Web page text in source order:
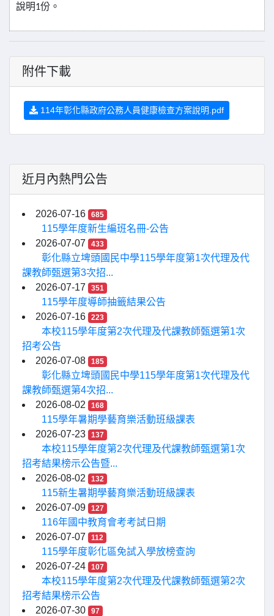
說明1份。
附件下載
114年彰化縣政府公務人員健康檢查方案說明.pdf
近月內熱門公告
2026-07-16 685
115學年度新生編班名冊-公告
2026-07-07
433
彰化縣立埤頭國民中學115學年度第1次代理及代
課教師甄選第3次招...
2026-07-17
351
115學年度導師抽籤結果公告
2026-07-16
223
本校115學年度第2次代理及代課教師甄選第1次
招考公告
2026-07-08
185
彰化縣立埤頭國民中學115學年度第1次代理及代
課教師甄選第4次招...
2026-08-02
168
115學年暑期學藝育樂活動班級課表
2026-07-23
137
本校115學年度第2次代理及代課教師甄選第1次
招考結果榜示公告暨...
2026-08-02
132
115新生暑期學藝育樂活動班級課表
2026-07-09
127
116年國中教育會考考試日期
2026-07-07
112
115學年度彰化區免試入學放榜查詢
2026-07-24
107
本校115學年度第2次代理及代課教師甄選第2次
招考結果榜示公告
2026-07-30
97